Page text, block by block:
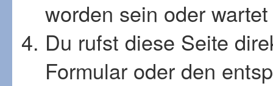
worden sein oder
Du rufst diese Seite
Formular oder den